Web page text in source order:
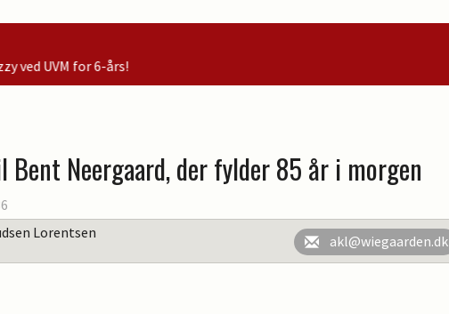
Bent Neergaard, der fylder 85 år i morgen
Lorentsen
akl@wiegaarden.dk